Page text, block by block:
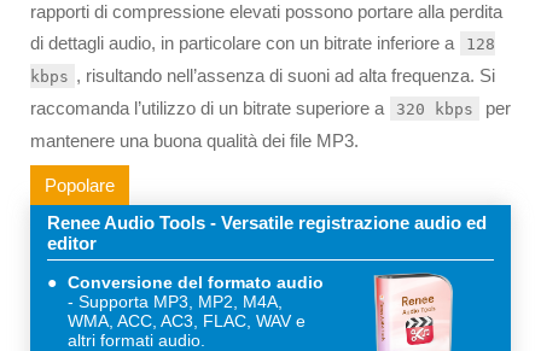
rapporti di compressione elevati possono portare alla perdita
di dettagli audio, in particolare con un bitrate inferiore a
128
kbps , risultando nell’assenza di suoni ad alta frequenza. Si
raccomanda l’utilizzo di un bitrate superiore a
320 kbps
per
mantenere una buona qualità dei file MP3.
Popolare
Renee Audio Tools - Versatile registrazione audio ed
editor
Conversione del formato audio
Supporta MP3, MP2, M4A,
WMA, ACC, AC3, FLAC, WAV e
altri formati audio.